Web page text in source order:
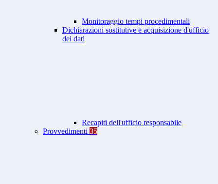
Monitoraggio tempi procedimentali
Dichiarazioni sostitutive e acquisizione d'ufficio
dei dati
Recapiti dell'ufficio responsabile
Provvedimenti 35